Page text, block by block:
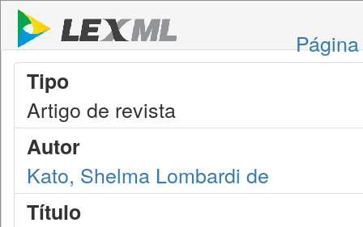
Tipo
Artigo de revista
Autor
Kato, Shelma Lombardi de
Título